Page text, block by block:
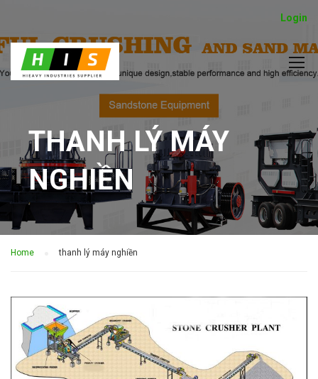
Login
THANH LÝ MÁY
NGHIỀN
Home thanh lý máy nghiền